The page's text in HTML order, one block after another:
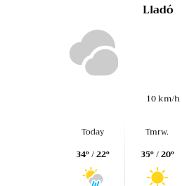
Lladó
10 km/h
Today
34º / 22º
Tmrw.
35º / 20º